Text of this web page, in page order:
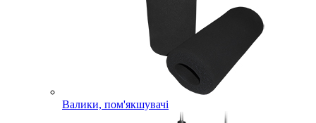
Валики, пом'якшувачі